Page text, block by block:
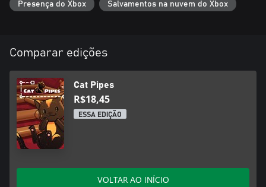
Presença do Xbox Salvamentos na nuvem do Xbox
Comparar edições
Cat Pipes
R$18,45
ESSA EDIÇÃO
VOLTAR AO INÍCIO